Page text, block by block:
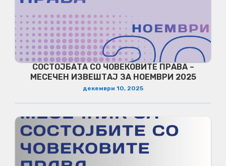
СОСТОЈБАТА СО ЧОВЕКОВИТЕ ПРАВА –
МЕСЕЧЕН ИЗВЕШТАЈ ЗА НОЕМВРИ 2025
декември 10, 2025